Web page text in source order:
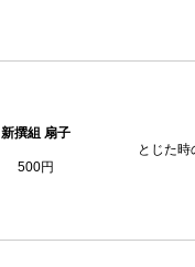
新撰組 扇子
500円
とじた